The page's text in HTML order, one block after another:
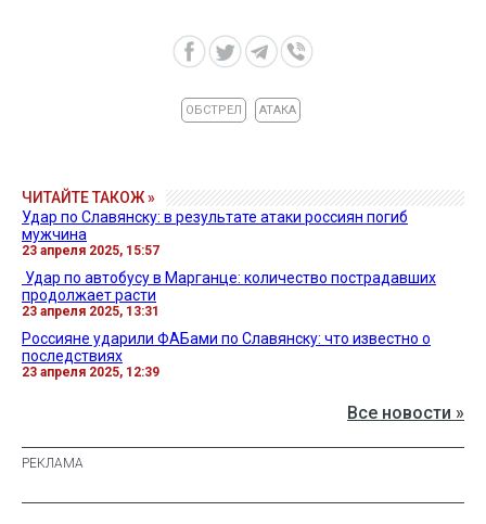
ОБСТРЕЛ АТАКА
ЧИТАЙТЕ ТАКОЖ »
Удар по Славянску: в результате атаки россиян погиб
мужчина
23 апреля 2025, 15:57
​ Удар по автобусу в Марганце: количество пострадавших
продолжает расти
23 апреля 2025, 13:31
Россияне ударили ФАБами по Славянску: что известно о
последствиях
23 апреля 2025, 12:39
Все новости »